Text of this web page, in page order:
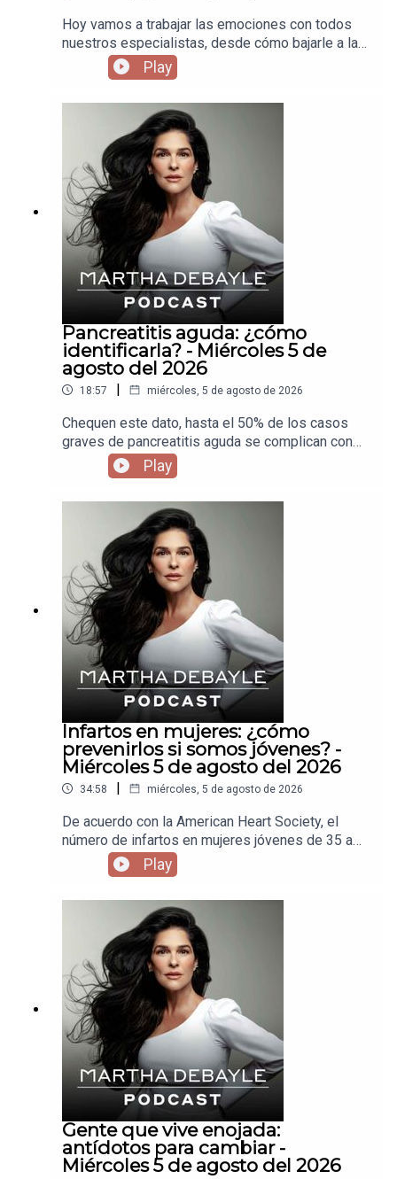
Hoy vamos a trabajar las emociones con todos
nuestros especialistas, desde cómo bajarle a la
inflamación, hasta dejar de andar peleando con el
mundo y así evitar ataques cardiacos cuando
estamos jóvenes. No dejen de escuchar el
Play
Pancreatitis aguda: ¿cómo
identificarla? - Miércoles 5 de
agosto del 2026
18:57 | miércoles, 5 de agosto de 2026
Chequen este dato, hasta el 50% de los casos
graves de pancreatitis aguda se complican con
una infección, así que invité a Carlos Chan para
que nos diga cuándo es solo un dolor de panza y
cuando debemos salir corriendo al hospital para
atendernos a tiempo.
Play
Infartos en mujeres: ¿cómo
prevenirlos si somos jóvenes? -
Miércoles 5 de agosto del 2026
34:58 | miércoles, 5 de agosto de 2026
De acuerdo con la American Heart Society, el
número de infartos en mujeres jóvenes de 35 a
54 años ha aumentado en un 10% en las últimas
dos décadas y en México, las enfermedades del
corazón representan el 23% de todas las muertes
en mujeres. Invité a Manlio Fabio, nuestro
cardiólogo de cabecera para que nos diga por
qué está pasando esto y que debemos hacer
para cuidarnos.
Play
Gente que vive enojada:
antídotos para cambiar -
Miércoles 5 de agosto del 2026